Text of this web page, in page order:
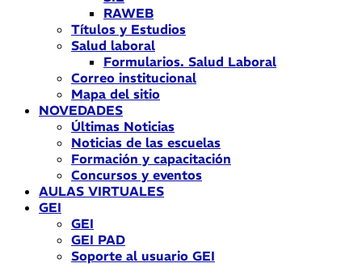
RAWEB
Títulos y Estudios
Salud laboral
Formularios. Salud Laboral
Correo institucional
Mapa del sitio
NOVEDADES
Últimas Noticias
Noticias de las escuelas
Formación y capacitación
Concursos y eventos
AULAS VIRTUALES
GEI
GEI
GEI PAD
Soporte al usuario GEI